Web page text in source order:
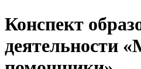
Конспект
деятельности